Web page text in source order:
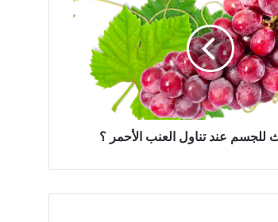
للجسم عند تناول العنب الأحمر ؟